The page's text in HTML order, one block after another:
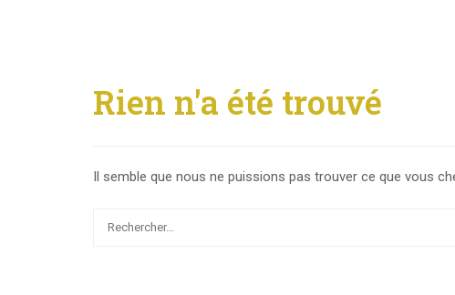
Rien n'a été trouvé
Il semble que nous ne puissions pas trouver ce que vous